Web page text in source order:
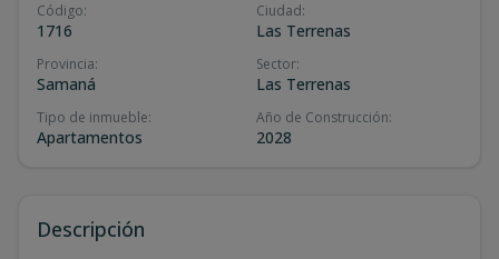
Código:
1716
Ciudad:
Las Terrenas
Provincia:
Samaná
Sector:
Las Terrenas
Tipo de inmueble:
Apartamentos
Año de Construcción:
2028
Descripción